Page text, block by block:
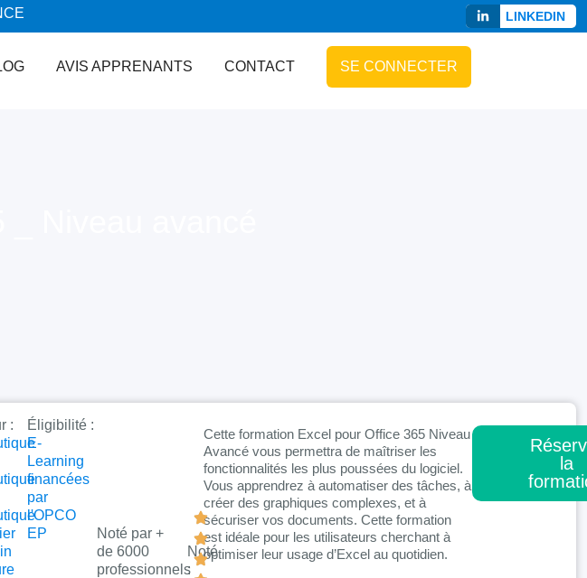
LINKEDIN
AVIS APPRENANTS CONTACT SE CONNECTER
:
Éligibilité :
E-
Learning
financées
par
l'OPCO
EP
Noté par +
de 6000
professionnels
Noté
:
Cette formation Excel pour Office 365 Niveau
Avancé vous permettra de maîtriser les
fonctionnalités les plus poussées du logiciel.
Vous apprendrez à automatiser des tâches, à
créer des graphiques complexes, et à
sécuriser vos documents. Cette formation
est idéale pour les utilisateurs cherchant à
optimiser leur usage d’Excel au quotidien.
la